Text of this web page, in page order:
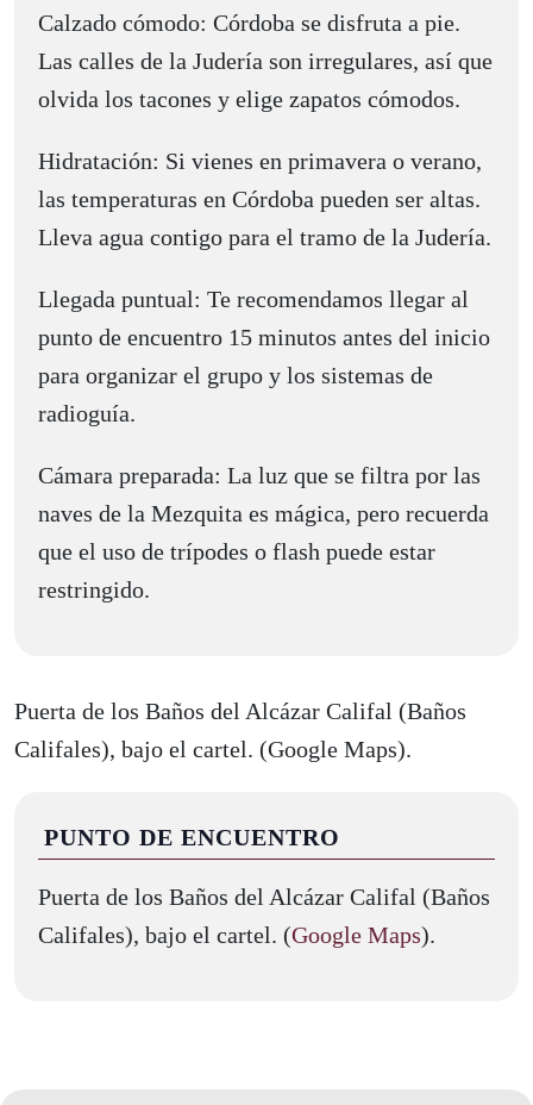
Calzado cómodo: Córdoba se disfruta a pie.
Las calles de la Judería son irregulares, así que
olvida los tacones y elige zapatos cómodos.
Hidratación: Si vienes en primavera o verano,
las temperaturas en Córdoba pueden ser altas.
Lleva agua contigo para el tramo de la Judería.
Llegada puntual: Te recomendamos llegar al
punto de encuentro 15 minutos antes del inicio
para organizar el grupo y los sistemas de
radioguía.
Cámara preparada: La luz que se filtra por las
naves de la Mezquita es mágica, pero recuerda
que el uso de trípodes o flash puede estar
restringido.
Puerta de los Baños del Alcázar Califal (Baños
Califales), bajo el cartel. (Google Maps).
PUNTO DE ENCUENTRO
Puerta de los Baños del Alcázar Califal (Baños
Califales), bajo el cartel. (Google Maps).